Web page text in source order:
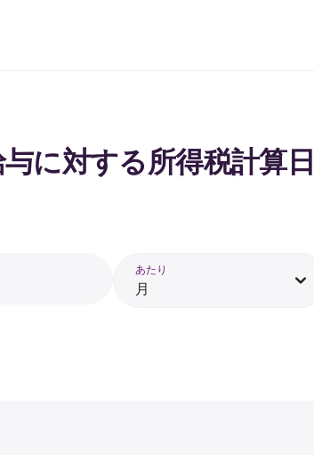
に対する所得税計算
あたり
月